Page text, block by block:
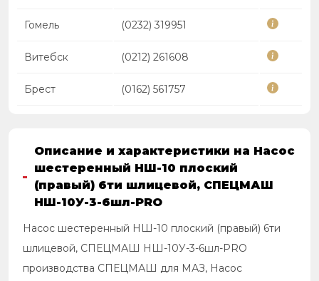
Гомель (0232) 319951
Витебск (0212) 261608
Брест (0162) 561757
Описание и характеристики на Насос
шестеренный НШ-10 плоский
(правый) 6ти шлицевой, СПЕЦМАШ
НШ-10У-3-6шл-PRO
Насос шестеренный НШ-10 плоский (правый) 6ти
шлицевой, СПЕЦМАШ НШ-10У-3-6шл-PRO
производства СПЕЦМАШ для МАЗ, Насос